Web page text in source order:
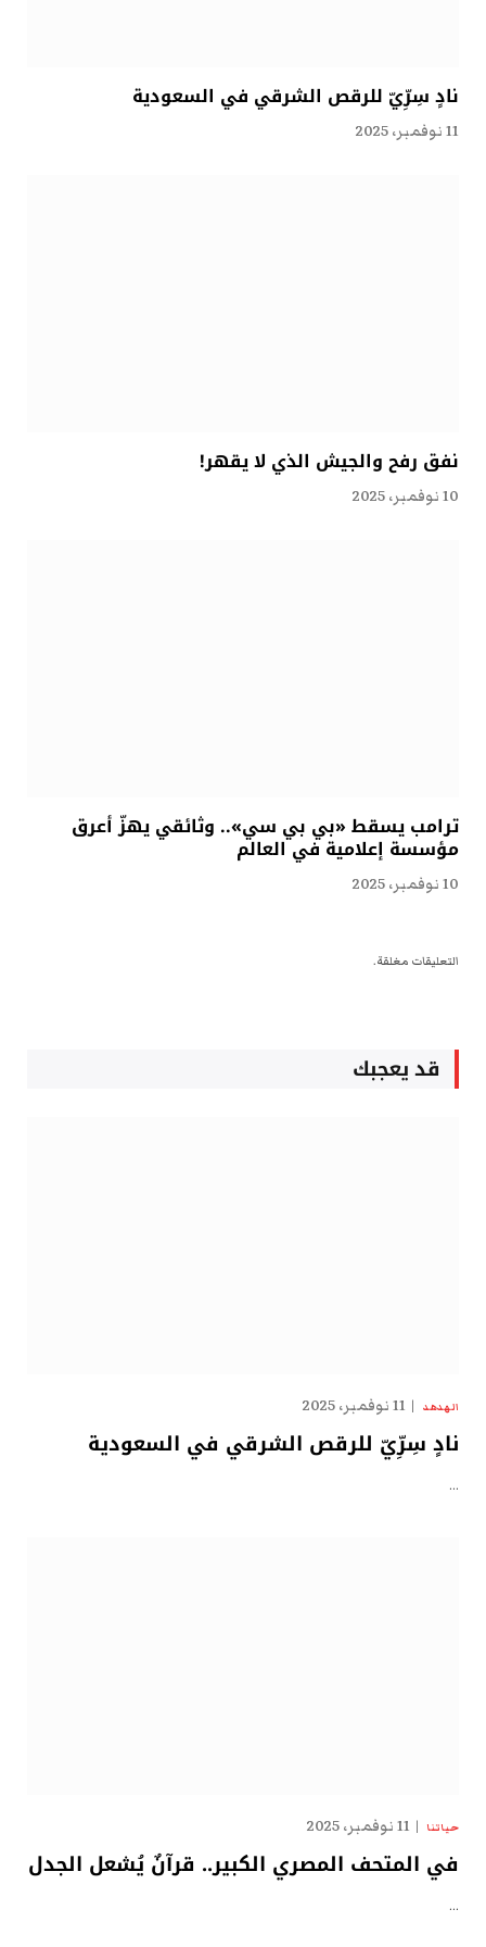
نادٍ سِرِّيّ للرقص الشرقي في السعودية
11 نوفمبر، 2025
نفق رفح والجيش الذي لا يقهر!
10 نوفمبر، 2025
ترامب يسقط «بي بي سي».. وثائقي يهزّ أعرق
مؤسسة إعلامية في العالم
10 نوفمبر، 2025
التعليقات مغلقة.
قد يعجبك
الهدهد 11 نوفمبر، 2025
نادٍ سِرِّيّ للرقص الشرقي في السعودية
…
حياتنا 11 نوفمبر، 2025
في المتحف المصري الكبير.. قرآنٌ يُشعل الجدل
…